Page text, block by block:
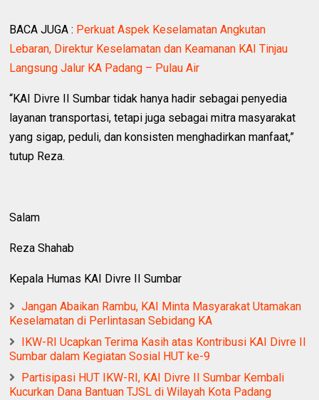
BACA JUGA : Perkuat Aspek Keselamatan Angkutan
Lebaran, Direktur Keselamatan dan Keamanan KAI Tinjau
Langsung Jalur KA Padang – Pulau Air
“KAI Divre II Sumbar tidak hanya hadir sebagai penyedia
layanan transportasi, tetapi juga sebagai mitra masyarakat
yang sigap, peduli, dan konsisten menghadirkan manfaat,”
tutup Reza.
Salam
Reza Shahab
Kepala Humas KAI Divre II Sumbar
Jangan Abaikan Rambu, KAI Minta Masyarakat Utamakan
Keselamatan di Perlintasan Sebidang KA
IKW-RI Ucapkan Terima Kasih atas Kontribusi KAI Divre II
Sumbar dalam Kegiatan Sosial HUT ke-9
Partisipasi HUT IKW-RI, KAI Divre II Sumbar Kembali
Kucurkan Dana Bantuan TJSL di Wilayah Kota Padang